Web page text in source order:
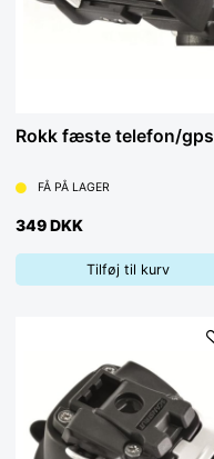
Rokk fæste telefon/gps
FÅ PÅ LAGER
349 DKK
Tilføj til kurv